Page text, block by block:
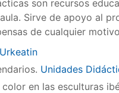
son recursos
Sirve de apoyo al
de cualquier
Unidades
en las esculturas